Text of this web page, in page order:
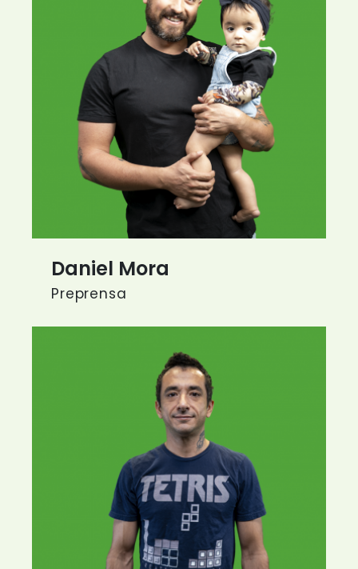
Daniel Mora
Preprensa